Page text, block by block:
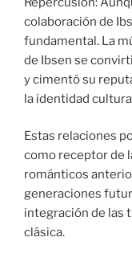
colaboración de
fundamental. La
de Ibsen se
y cimentó su
la identidad
Estas relaciones
como receptor de
románticos
generaciones
integración de las
clásica.